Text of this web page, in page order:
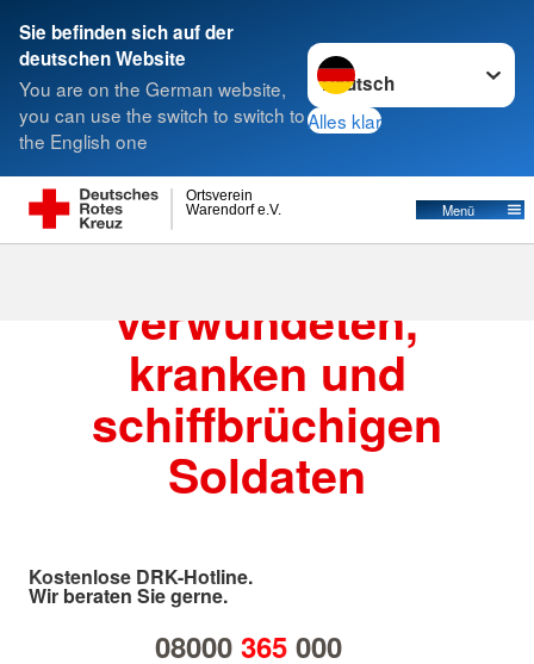
Sie befinden sich auf der
deutschen Website
You are on the German website,
you can use the switch to switch to
the English one
Sprache wechseln zu
Alles klar
Warendorf e.V.
Ortsverein
Menü
Suche
verwundeten,
kranken und
schiffbrüchigen
Soldaten
Kostenlose DRK-Hotline.
Wir beraten Sie gerne.
08000 365000